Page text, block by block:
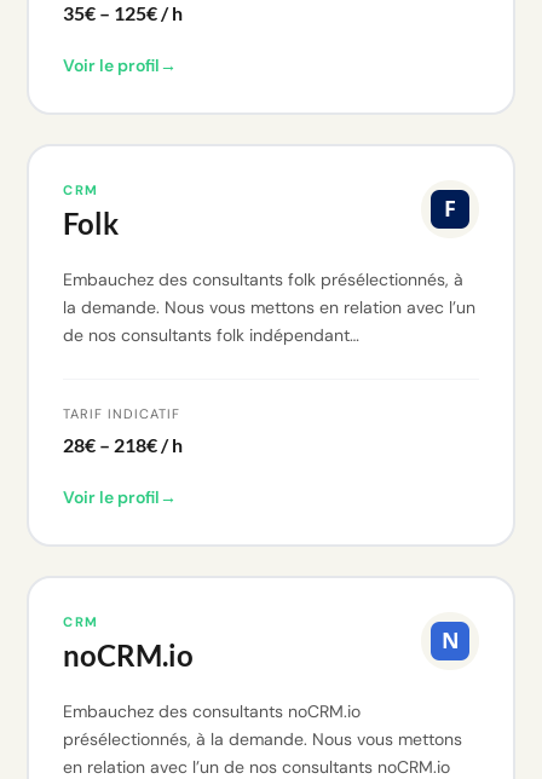
35€ – 125€ / h
Voir le profil→
CRM
Folk
Embauchez des consultants folk présélectionnés, à
la demande. Nous vous mettons en relation avec l’un
de nos consultants folk indépendant…
TARIF INDICATIF
28€ – 218€ / h
Voir le profil→
CRM
noCRM.io
Embauchez des consultants noCRM.io
présélectionnés, à la demande. Nous vous mettons
en relation avec l’un de nos consultants noCRM.io